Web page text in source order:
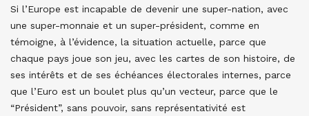
Si l’Europe est incapable de devenir une super-nation, avec
une super-monnaie et un super-président, comme en
témoigne, à l’évidence, la situation actuelle, parce que
chaque pays joue son jeu, avec les cartes de son histoire, de
ses intérêts et de ses échéances électorales internes, parce
que l’Euro est un boulet plus qu’un vecteur, parce que le
“Président”, sans pouvoir, sans représentativité est